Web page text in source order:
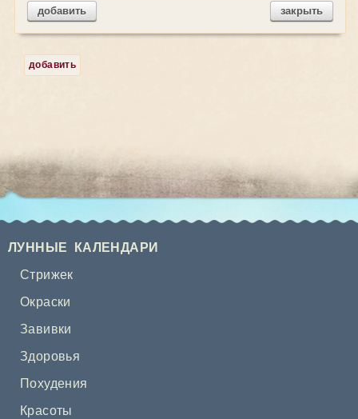
добавить закрыть
добавить
ЛУННЫЕ КАЛЕНДАРИ
Стрижек
Окраски
Завивки
Здоровья
Похудения
Красоты